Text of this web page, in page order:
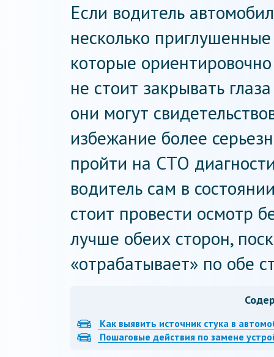
Если водитель
несколько
которые
не стоит закрывать
они могут
избежание более
пройти на СТО
водитель сам в
стоит провести осмотр
лучше обеих сторон,
«отрабатывает» по обе
Как выявить источник стука в
Пошаговые действия по замене